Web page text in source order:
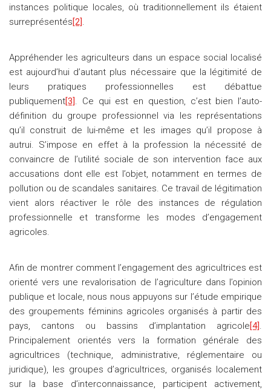
instances politique locales, où traditionnellement ils étaient
surreprésentés[2].
Appréhender les agriculteurs dans un espace social localisé
est aujourd’hui d’autant plus nécessaire que la légitimité de
leurs pratiques professionnelles est débattue
publiquement[3]. Ce qui est en question, c’est bien l’auto-
définition du groupe professionnel via les représentations
qu’il construit de lui-même et les images qu’il propose à
autrui. S’impose en effet à la profession la nécessité de
convaincre de l’utilité sociale de son intervention face aux
accusations dont elle est l’objet, notamment en termes de
pollution ou de scandales sanitaires. Ce travail de légitimation
vient alors réactiver le rôle des instances de régulation
professionnelle et transforme les modes d’engagement
agricoles.
Afin de montrer comment l’engagement des agricultrices est
orienté vers une revalorisation de l’agriculture dans l’opinion
publique et locale, nous nous appuyons sur l’étude empirique
des groupements féminins agricoles organisés à partir des
pays, cantons ou bassins d’implantation agricole[4].
Principalement orientés vers la formation générale des
agricultrices (technique, administrative, réglementaire ou
juridique), les groupes d’agricultrices, organisés localement
sur la base d’interconnaissance, participent activement,